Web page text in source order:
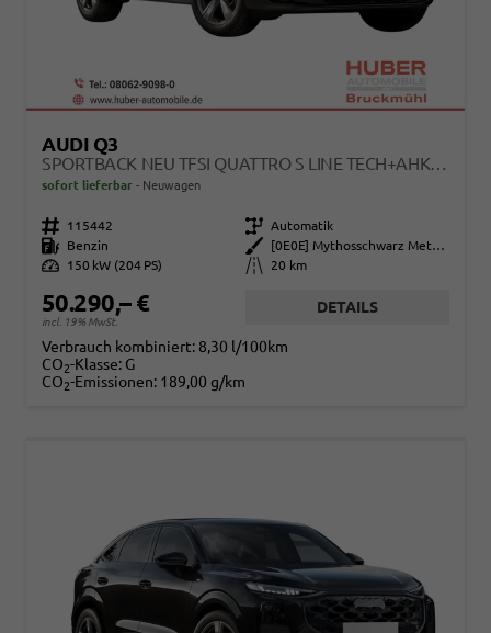
AUDI Q3
SPORTBACK NEU TFSI QUATTRO S LINE TECH+AHK+ALU19+LEDPLUS+KLIMAPLUS+EXTSCHWARZ
sofort lieferbar Neuwagen
Fahrzeugnr. 115442 Getriebe Automatik
Kraftstoff
Benzin Außenfarbe
[0E0E] Mythosschwarz Metallic
Leistung
150 kW (204 PS) Kilometerstand 20 km
50.290,– €
incl. 19% MwSt.
DETAILS
Verbrauch kombiniert: 8,30 l/100km
CO2-Klasse: G
CO2-Emissionen: 189,00 g/km